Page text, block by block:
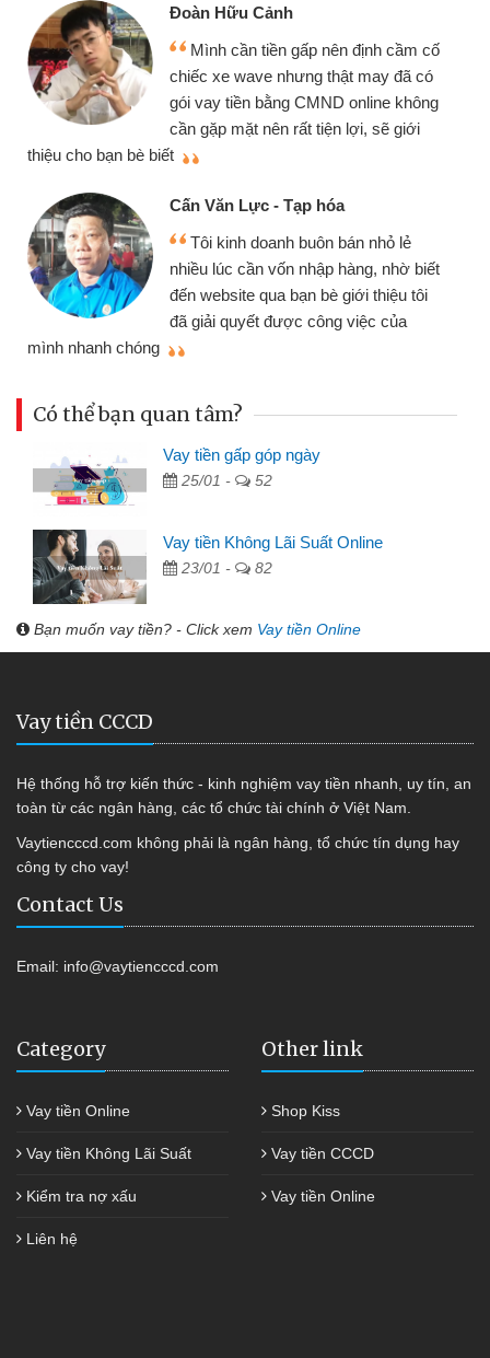
Đoàn Hữu Cảnh
Mình cần tiền gấp nên định cầm cố
chiếc xe wave nhưng thật may đã có
gói vay tiền bằng CMND online không
cần gặp mặt nên rất tiện lợi, sẽ giới
thiệu cho bạn bè biết
Cấn Văn Lực - Tạp hóa
Tôi kinh doanh buôn bán nhỏ lẻ
nhiều lúc cần vốn nhập hàng, nhờ biết
đến website qua bạn bè giới thiệu tôi
đã giải quyết được công việc của
mình nhanh chóng
Có thể bạn quan tâm?
Vay tiền gấp góp ngày
25/01 - 52
Vay tiền Không Lãi Suất Online
23/01 - 82
Bạn muốn vay tiền? - Click xem Vay tiền Online
Vay tiền CCCD
Hệ thống hỗ trợ kiến thức - kinh nghiệm vay tiền nhanh, uy tín, an
toàn từ các ngân hàng, các tổ chức tài chính ở Việt Nam.
Vaytiencccd.com không phải là ngân hàng, tổ chức tín dụng hay
công ty cho vay!
Contact Us
Email: info@vaytiencccd.com
Category
Vay tiền Online
Vay tiền Không Lãi Suất
Kiểm tra nợ xấu
Liên hệ
Other link
Shop Kiss
Vay tiền CCCD
Vay tiền Online